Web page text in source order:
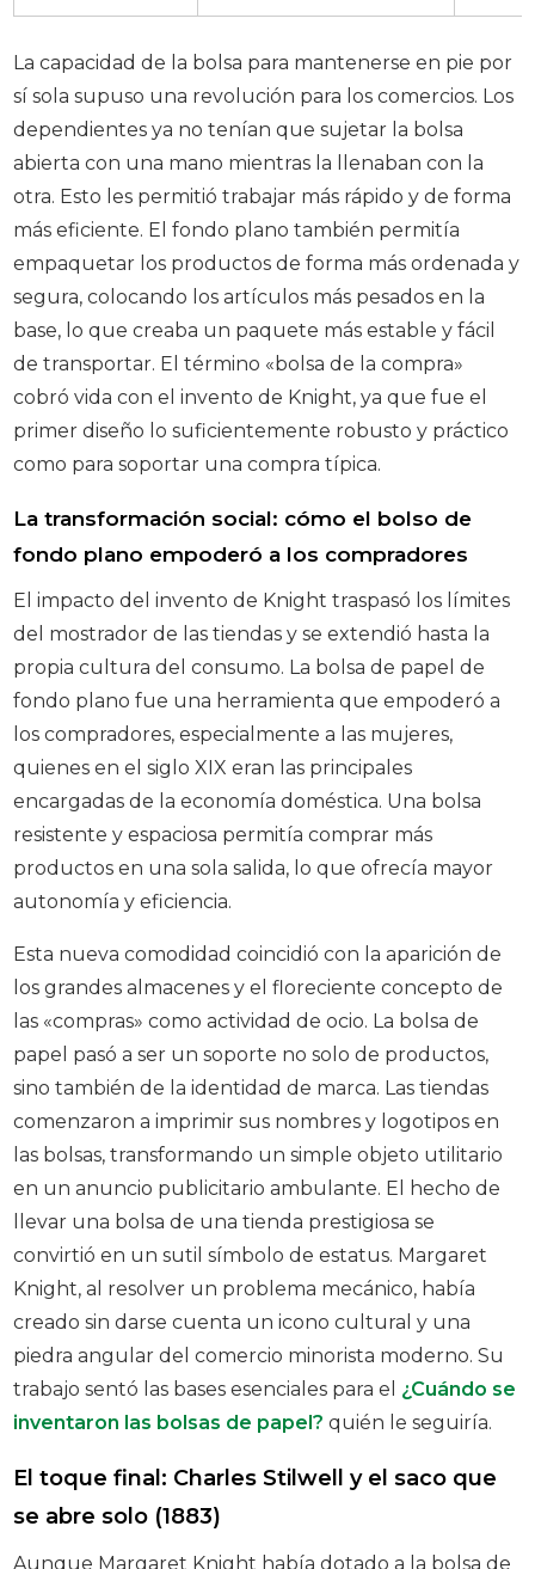
La capacidad de la bolsa para mantenerse en pie por
sí sola supuso una revolución para los comercios. Los
dependientes ya no tenían que sujetar la bolsa
abierta con una mano mientras la llenaban con la
otra. Esto les permitió trabajar más rápido y de forma
más eficiente. El fondo plano también permitía
empaquetar los productos de forma más ordenada y
segura, colocando los artículos más pesados en la
base, lo que creaba un paquete más estable y fácil
de transportar. El término «bolsa de la compra»
cobró vida con el invento de Knight, ya que fue el
primer diseño lo suficientemente robusto y práctico
como para soportar una compra típica.
La transformación social: cómo el bolso de
fondo plano empoderó a los compradores
El impacto del invento de Knight traspasó los límites
del mostrador de las tiendas y se extendió hasta la
propia cultura del consumo. La bolsa de papel de
fondo plano fue una herramienta que empoderó a
los compradores, especialmente a las mujeres,
quienes en el siglo XIX eran las principales
encargadas de la economía doméstica. Una bolsa
resistente y espaciosa permitía comprar más
productos en una sola salida, lo que ofrecía mayor
autonomía y eficiencia.
Esta nueva comodidad coincidió con la aparición de
los grandes almacenes y el floreciente concepto de
las «compras» como actividad de ocio. La bolsa de
papel pasó a ser un soporte no solo de productos,
sino también de la identidad de marca. Las tiendas
comenzaron a imprimir sus nombres y logotipos en
las bolsas, transformando un simple objeto utilitario
en un anuncio publicitario ambulante. El hecho de
llevar una bolsa de una tienda prestigiosa se
convirtió en un sutil símbolo de estatus. Margaret
Knight, al resolver un problema mecánico, había
creado sin darse cuenta un icono cultural y una
piedra angular del comercio minorista moderno. Su
trabajo sentó las bases esenciales para el ¿Cuándo se
inventaron las bolsas de papel? quién le seguiría.
El toque final: Charles Stilwell y el saco que
se abre solo (1883)
Aunque Margaret Knight había dotado a la bolsa de